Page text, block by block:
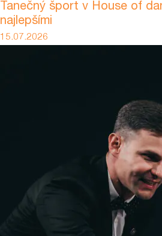
Tanečný šport v House of
najlepšími
15.07.2026